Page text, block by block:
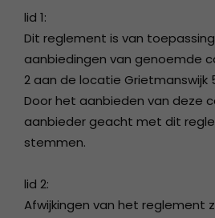
lid 1:
Dit reglement is van
aanbiedingen van genoemde
2 aan de locatie Grietmanswijk
Door het aanbieden van deze
aanbieder geacht met dit
stemmen.
lid 2:
Afwijkingen van het reglement